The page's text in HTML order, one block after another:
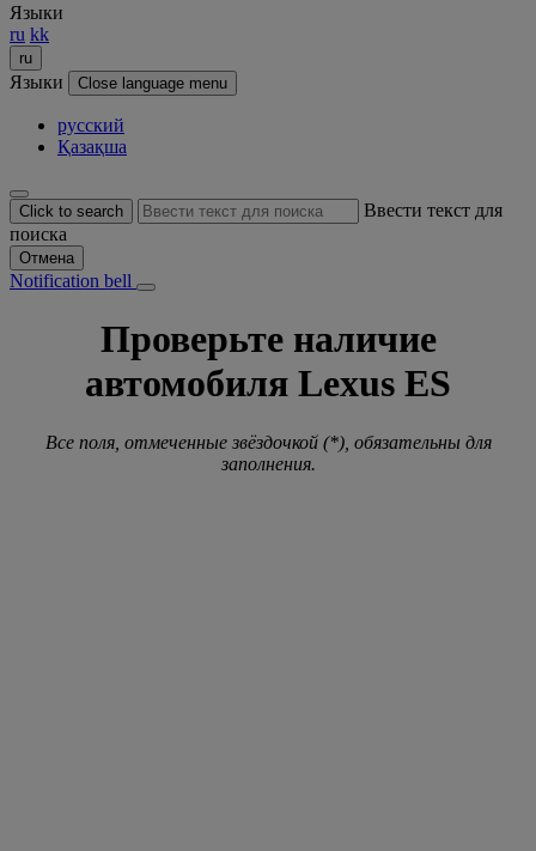
Языки
ru kk
ru
Языки Close language menu
русский
Қазақша
Click to search
Ввести текст для
поиска
Отмена
Notification bell
Проверьте наличие
автомобиля Lexus ES
Все поля, отмеченные звёздочкой (*), обязательны для
заполнения.